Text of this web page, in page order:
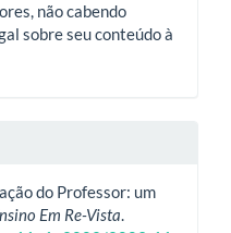
não cabendo
sobre seu conteúdo à
do Professor: um
Em Re-Vista